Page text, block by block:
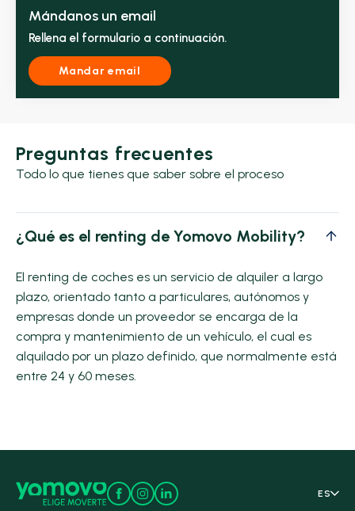
Mándanos un email
Rellena el formulario a continuación.
Mandar email
Preguntas frecuentes
Todo lo que tienes que saber sobre el proceso
¿Qué es el renting de Yomovo Mobility?
El renting de coches es un servicio de alquiler a largo
plazo, orientado tanto a particulares, autónomos y
empresas donde un proveedor se encarga de la
compra y mantenimiento de un vehículo, el cual es
alquilado por un plazo definido, que normalmente está
entre 24 y 60 meses.
ES